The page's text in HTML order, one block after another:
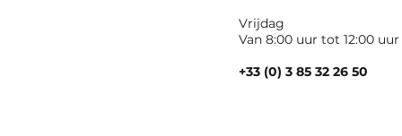
Vrijdag
Van 8:00 uur tot 12:00 uur
+33 (0) 3 85 32 26 50